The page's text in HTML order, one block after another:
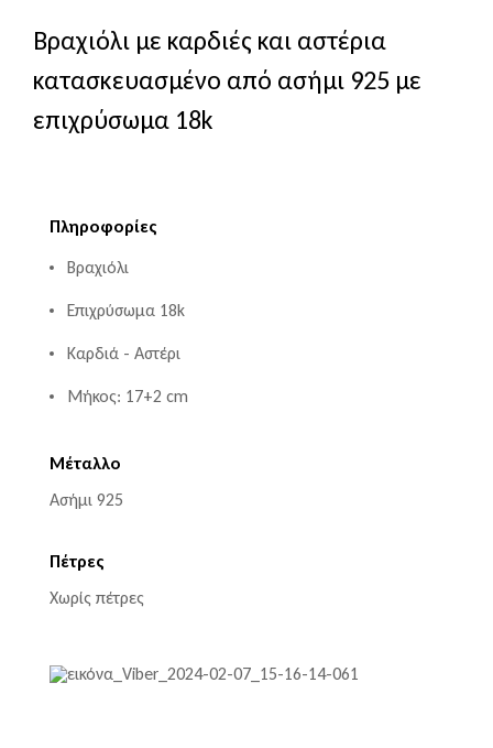
Βραχιόλι με καρδιές και αστέρια
κατασκευασμένο από ασήμι 925 με
επιχρύσωμα 18k
Πληροφορίες
Βραχιόλι
Επιχρύσωμα 18k
Καρδιά - Αστέρι
Μήκος: 17+2 cm
Μέταλλο
Ασήμι 925
Πέτρες
Χωρίς πέτρες